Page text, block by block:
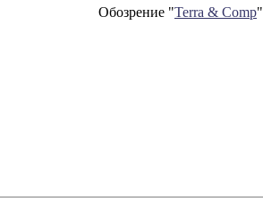
Обозрение "Terra & Comp